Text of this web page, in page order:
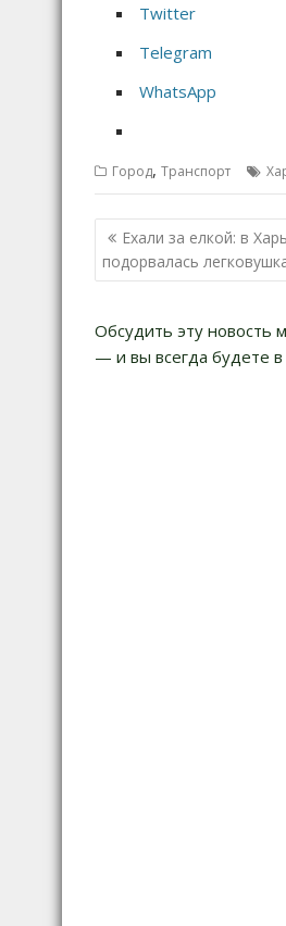
Twitter
Telegram
WhatsApp
Город, Транспорт
Н
а
и
г
Ехали за елкой: в
подорвалась
Обсудить эту новость
— и вы всегда будете в